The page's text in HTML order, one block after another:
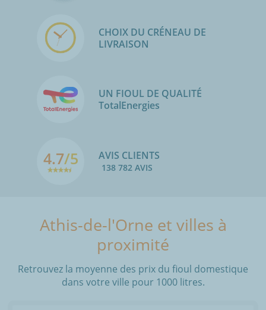
CHOIX DU CRÉNEAU DE
LIVRAISON
UN FIOUL DE QUALITÉ
TotalEnergies
4.7/5 AVIS CLIENTS
138 782 AVIS
Athis-de-l'Orne et villes à
proximité
Retrouvez la moyenne des prix du fioul domestique
dans votre ville pour 1000 litres.